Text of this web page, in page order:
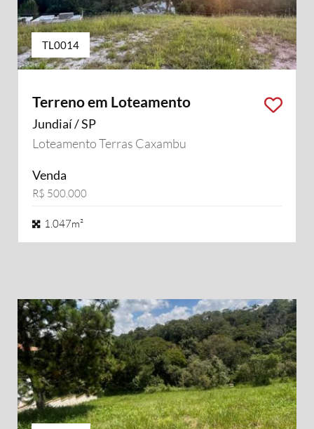
TL0014
Terreno em Loteamento
Jundiaí / SP
Loteamento Terras Caxambu
Venda
R$ 500.000
1.047m²